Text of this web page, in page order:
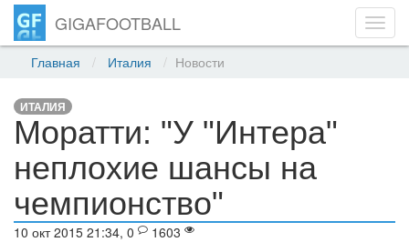
GIGAFOOTBALL
Главная Италия Новости
ИТАЛИЯ
Моратти: "У "Интера"
неплохие шансы на
чемпионство"
10 окт 2015 21:34, 0 1603